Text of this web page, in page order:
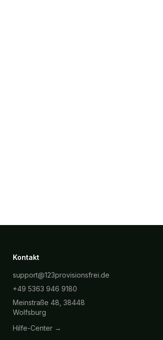
Kontakt
support@123provisionsfrei.de
+49 5363 946 9180
Meinstraße 48, 38448
Wolfsburg
Hilfe-Center →